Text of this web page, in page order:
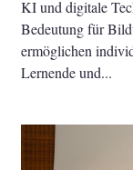
KI und digitale
Bedeutung für
ermöglichen
Lernende und